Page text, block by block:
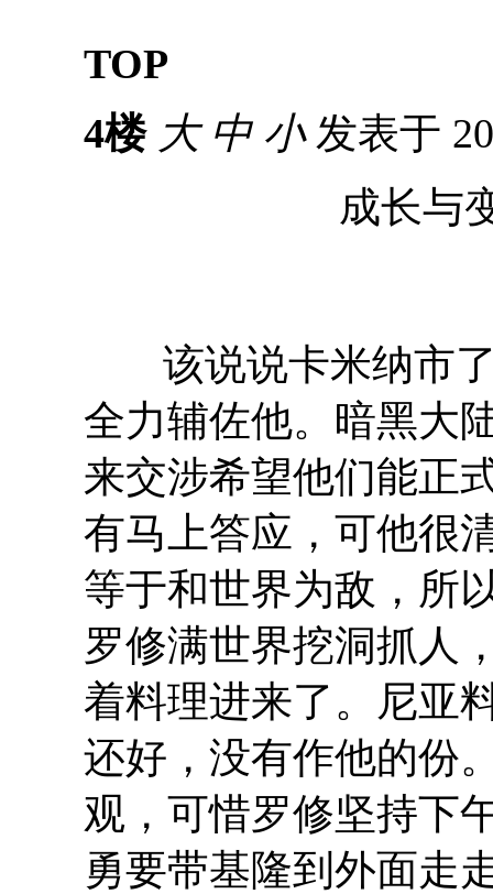
TOP
4楼 大 中 小发表于
成长与
该说说卡米纳市
全力辅佐他。暗黑大
来交涉希望他们能正
有马上答应，可他很
等于和世界为敌，所
罗修满世界挖洞抓人
着料理进来了。尼亚
还好，没有作他的份
观，可惜罗修坚持下
勇要带基隆到外面走